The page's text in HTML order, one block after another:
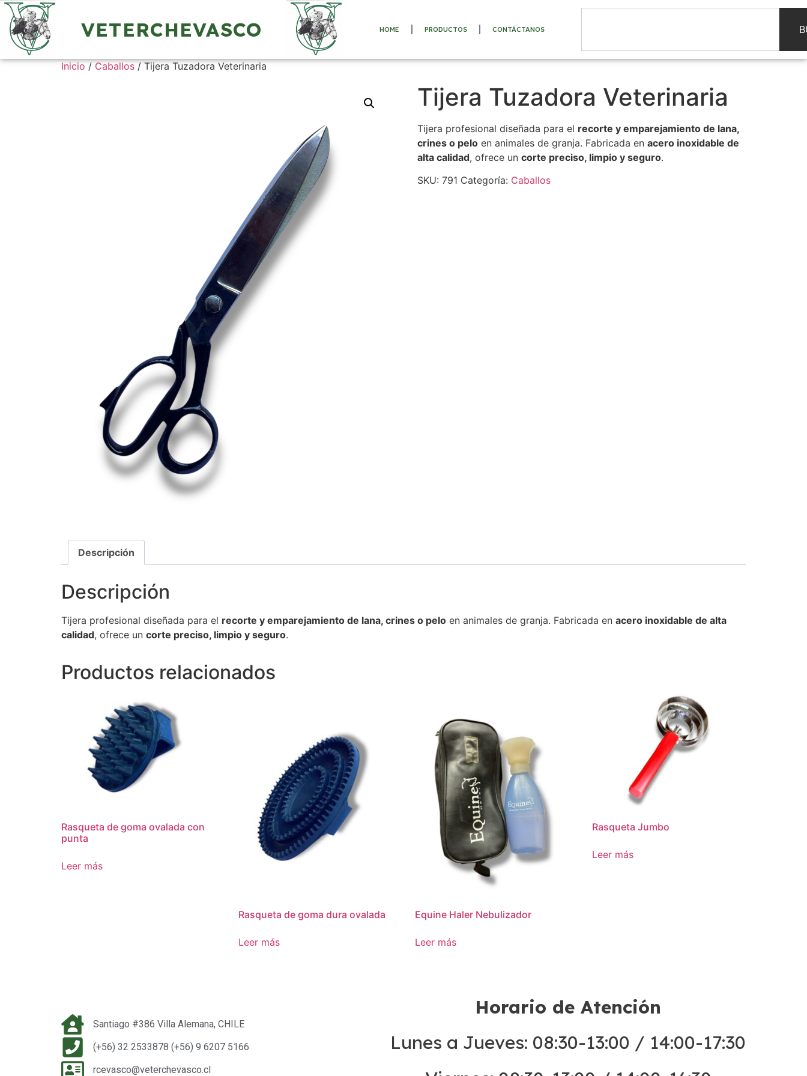
VETERCHEVASCO HOME PRODUCTOS CONTÁCTANOS
Inicio/Caballos/ Tijera Tuzadora Veterinaria
Tijera Tuzadora Veterinaria
Tijera profesional diseñada para el recorte y emparejamiento de lana,
crines o peloen animales de granja. Fabricada en acero inoxidable de
alta calidad, ofrece un corte preciso, limpio y seguro.
SKU: 791 Categoría: Caballos
Descripción
Descripción
Tijera profesional diseñada para el recorte y emparejamiento de lana, crines o pelo en animales de granja. Fabricada en acero inoxidable de alta
calidad, ofrece un corte preciso, limpio y seguro.
Productos relacionados
Rasqueta de goma ovalada con
punta
Leer más
Rasqueta de goma dura ovalada
Leer más
Equine Haler Nebulizador
Leer más
Rasqueta Jumbo
Leer más
Santiago #386 Villa Alemana, CHILE
(+56) 32 2533878 (+56) 9 6207 5166
rcevasco@veterchevasco.cl
Horario de Atención
Lunes a Jueves: 08:30-13:00 / 14:00-17:30